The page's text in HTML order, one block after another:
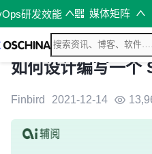
研发效能 媒体矩阵
如何设计编写一个
Finbird 2021-12-14